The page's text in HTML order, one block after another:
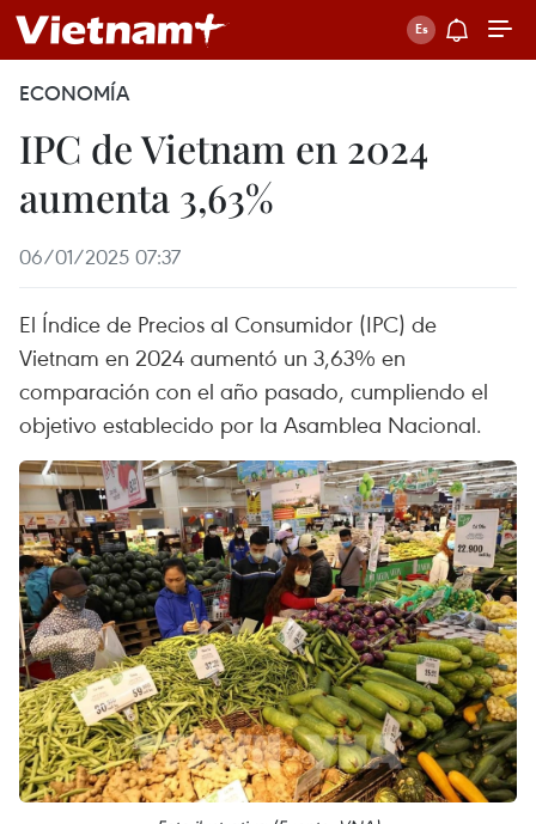
ECONOMÍA
IPC de Vietnam en 2024
aumenta 3,63%
06/01/2025 07:37
El Índice de Precios al Consumidor (IPC) de
Vietnam en 2024 aumentó un 3,63% en
comparación con el año pasado, cumpliendo el
objetivo establecido por la Asamblea Nacional.